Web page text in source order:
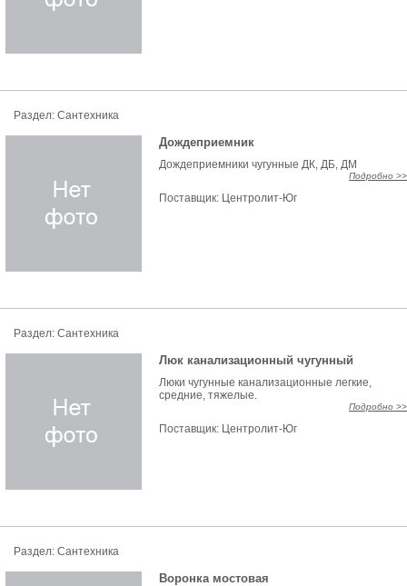
Раздел: Сантехника
Дождеприемник
Дождеприемники чугунные ДК, ДБ, ДМ
Подробно >>
Поставщик: Центролит-Юг
Раздел: Сантехника
Люк канализационный чугунный
Люки чугунные канализационные легкие,
средние, тяжелые.
Подробно >>
Поставщик: Центролит-Юг
Раздел: Сантехника
Воронка мостовая